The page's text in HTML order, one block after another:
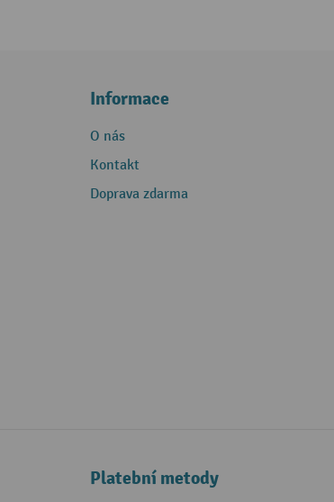
Informace
O nás
Kontakt
Doprava zdarma
Platební metody